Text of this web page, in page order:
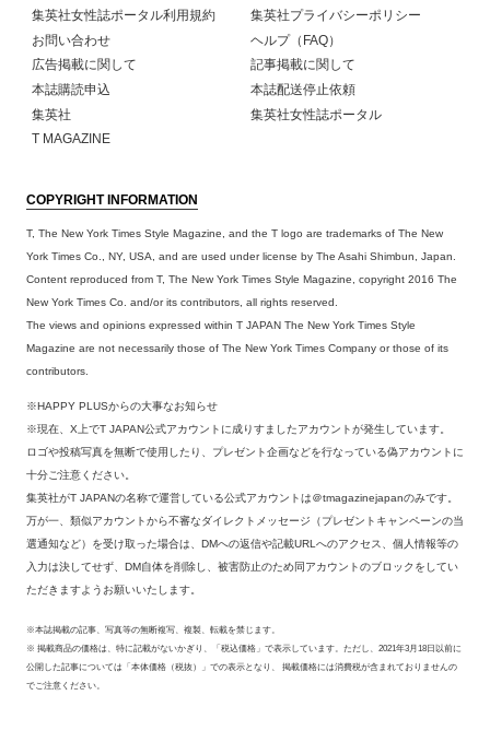
集英社女性誌ポータル利用規約
集英社プライバシーポリシー
お問い合わせ
ヘルプ（FAQ）
広告掲載に関して
記事掲載に関して
本誌購読申込
本誌配送停止依頼
集英社
集英社女性誌ポータル
T MAGAZINE
COPYRIGHT INFORMATION
T, The New York Times Style Magazine, and the T logo are trademarks of The New
York Times Co., NY, USA, and are used under license by The Asahi Shimbun, Japan.
Content reproduced from T, The New York Times Style Magazine, copyright 2016 The
New York Times Co. and/or its contributors, all rights reserved.
The views and opinions expressed within T JAPAN The New York Times Style
Magazine are not necessarily those of The New York Times Company or those of its
contributors.
※HAPPY PLUSからの大事なお知らせ
※現在、X上でT JAPAN公式アカウントに成りすましたアカウントが発生しています。
ロゴや投稿写真を無断で使用したり、プレゼント企画などを行なっている偽アカウントに
十分ご注意ください。
集英社がT JAPANの名称で運営している公式アカウントは＠tmagazinejapanのみです。
万が一、類似アカウントから不審なダイレクトメッセージ（プレゼントキャンペーンの当
選通知など）を受け取った場合は、DMへの返信や記載URLへのアクセス、個人情報等の
入力は決してせず、DM自体を削除し、被害防止のため同アカウントのブロックをしてい
ただきますようお願いいたします。
※本誌掲載の記事、写真等の無断複写、複製、転載を禁じます。
※ 掲載商品の価格は、特に記載がないかぎり、「税込価格」で表示しています。ただし、2021年3月18日以前に
公開した記事については「本体価格（税抜）」での表示となり、 掲載価格には消費税が含まれておりませんの
でご注意ください。